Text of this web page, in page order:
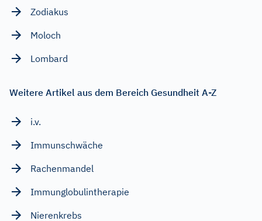
Zodiakus
Moloch
Lombard
Weitere Artikel aus dem Bereich Gesundheit A-Z
i.v.
Immunschwäche
Rachenmandel
Immunglobulintherapie
Nierenkrebs